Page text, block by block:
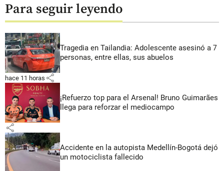
Para seguir leyendo
Tragedia en Tailandia: Adolescente asesinó a 7
personas, entre ellas, sus abuelos
hace 11 horas share
¡Refuerzo top para el Arsenal! Bruno Guimarães
llega para reforzar el mediocampo
share
Accidente en la autopista Medellín-Bogotá dejó
un motociclista fallecido